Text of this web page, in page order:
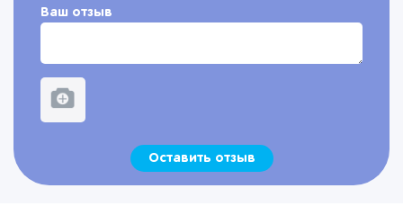
Ваш отзыв
Оставить отзыв